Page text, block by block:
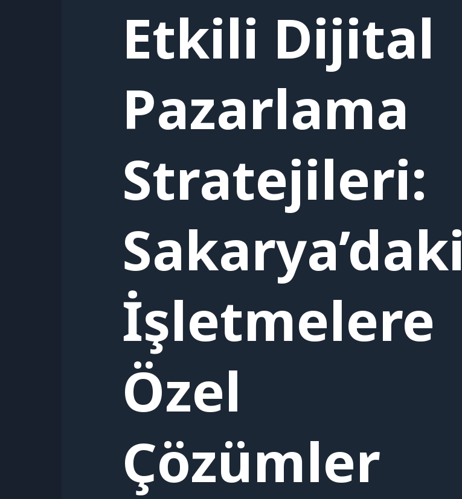
Etkili Dijital
Pazarlama
Stratejileri:
Sakarya’daki
İşletmelere
Özel
Çözümler